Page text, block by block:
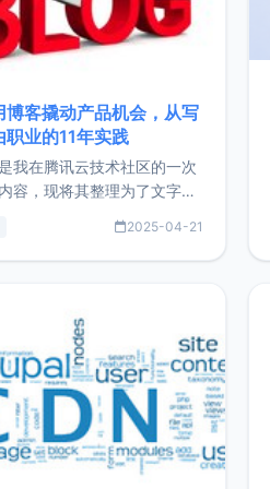
博客撬动产品机会，从写
职业的11年实践
我在腾讯云技术社区的一次
容，现将其整理为了文字
写博客11年来的经历，以及
事。文中还首次公开了我的
器运维相关工作，现在已经
3年，目前
2025-04-21